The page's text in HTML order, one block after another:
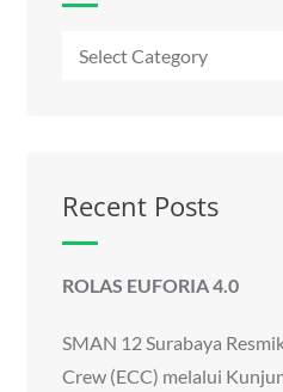
Kategori
Recent Posts
ROLAS EUFORIA 4.0
SMAN 12 Surabaya
Crew (ECC) melalui